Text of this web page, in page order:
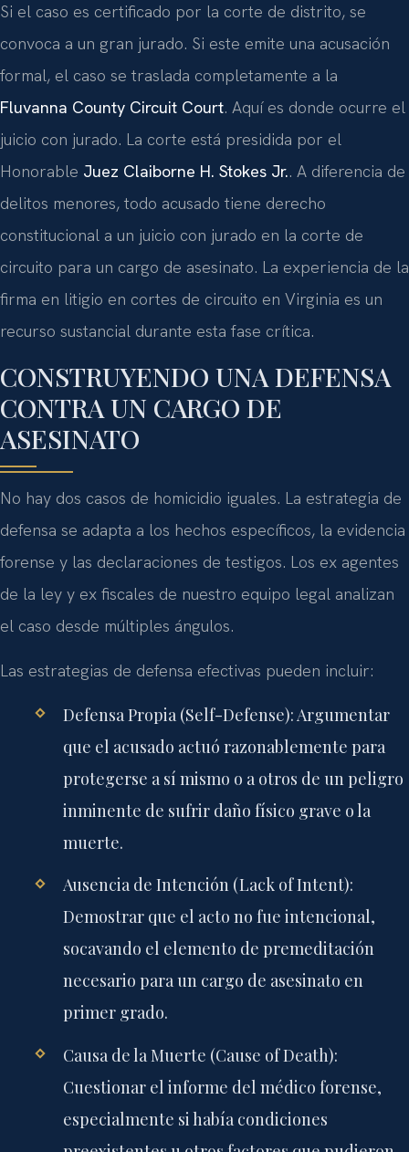
Si el caso es certificado por la corte de distrito, se
convoca a un gran jurado. Si este emite una acusación
formal, el caso se traslada completamente a la
Fluvanna County Circuit Court. Aquí es donde ocurre el
juicio con jurado. La corte está presidida por el
Honorable Juez Claiborne H. Stokes Jr.. A diferencia de
delitos menores, todo acusado tiene derecho
constitucional a un juicio con jurado en la corte de
circuito para un cargo de asesinato. La experiencia de la
firma en litigio en cortes de circuito en Virginia es un
recurso sustancial durante esta fase crítica.
CONSTRUYENDO UNA DEFENSA
CONTRA UN CARGO DE
ASESINATO
No hay dos casos de homicidio iguales. La estrategia de
defensa se adapta a los hechos específicos, la evidencia
forense y las declaraciones de testigos. Los ex agentes
de la ley y ex fiscales de nuestro equipo legal analizan
el caso desde múltiples ángulos.
Las estrategias de defensa efectivas pueden incluir:
Defensa Propia (Self-Defense):Argumentar
que el acusado actuó razonablemente para
protegerse a sí mismo o a otros de un peligro
inminente de sufrir daño físico grave o la
muerte.
Ausencia de Intención (Lack of Intent):
Demostrar que el acto no fue intencional,
socavando el elemento de premeditación
necesario para un cargo de asesinato en
primer grado.
Causa de la Muerte (Cause of Death):
Cuestionar el informe del médico forense,
especialmente si había condiciones